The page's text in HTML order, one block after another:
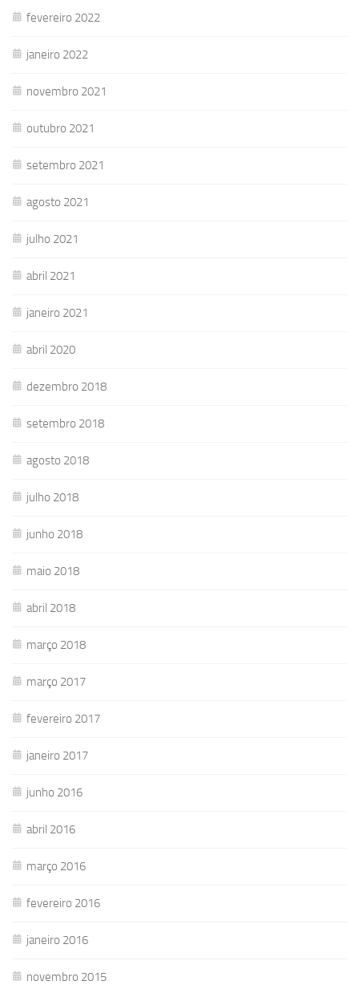
fevereiro 2022
janeiro 2022
novembro 2021
outubro 2021
setembro 2021
agosto 2021
julho 2021
abril 2021
janeiro 2021
abril 2020
dezembro 2018
setembro 2018
agosto 2018
julho 2018
junho 2018
maio 2018
abril 2018
março 2018
março 2017
fevereiro 2017
janeiro 2017
junho 2016
abril 2016
março 2016
fevereiro 2016
janeiro 2016
novembro 2015